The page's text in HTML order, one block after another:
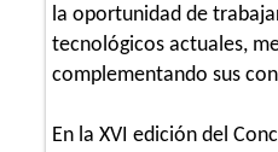
la oportunidad de
tecnológicos actuales,
complementando sus
En la XVI edición del